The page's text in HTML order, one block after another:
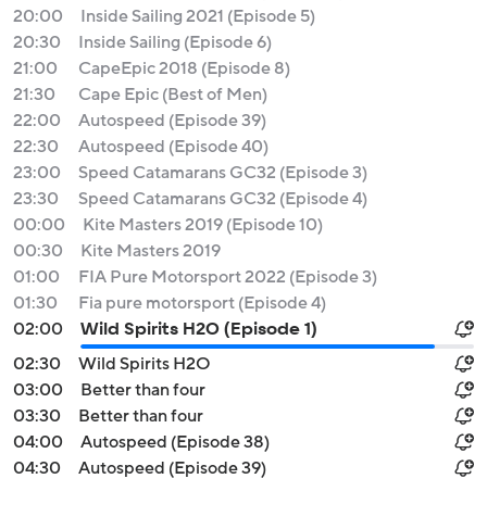
20:00
Inside Sailing 2021 (Episode 5)
20:30
Inside Sailing (Episode 6)
21:00
CapeEpic 2018 (Episode 8)
21:30
Cape Epic (Best of Men)
22:00
Autospeed (Episode 39)
22:30
Autospeed (Episode 40)
23:00
Speed Catamarans GC32 (Episode 3)
23:30
Speed Catamarans GC32 (Episode 4)
00:00
Kite Masters 2019 (Episode 10)
00:30
Kite Masters 2019
01:00
FIA Pure Motorsport 2022 (Episode 3)
01:30
Fia pure motorsport (Episode 4)
02:00
Wild Spirits H2O (Episode 1)
02:30
Wild Spirits H2O
03:00
Better than four
03:30
Better than four
04:00
Autospeed (Episode 38)
04:30
Autospeed (Episode 39)